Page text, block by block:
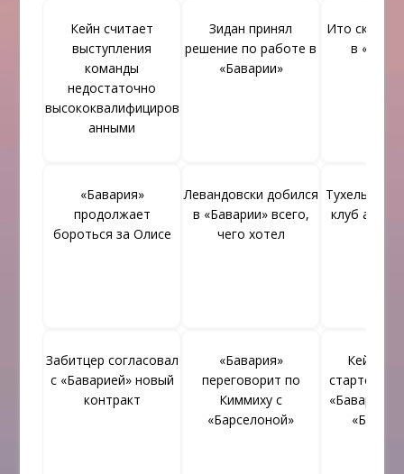
Кейн считает
выступления
команды
недостаточно
высококвалифициров
анными
Зидан принял
решение по работе в
«Баварии»
Ито скоро
в
«Бавария»
продолжает
бороться за Олисе
Левандовски добился
в «Баварии» всего,
чего хотел
Тухель
клуб
Забитцер согласовал
с «Баварией» новый
контракт
«Бавария»
переговорит по
Киммиху с
«Барселоной»
Кейн и
стартовом
«Баварии»